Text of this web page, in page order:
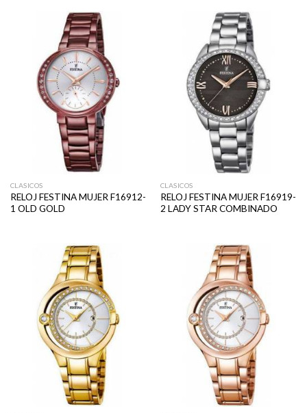
CLASICOS
RELOJ FESTINA MUJER F16912-
1 OLD GOLD
CLASICOS
RELOJ FESTINA MUJER F16919-
2 LADY STAR COMBINADO